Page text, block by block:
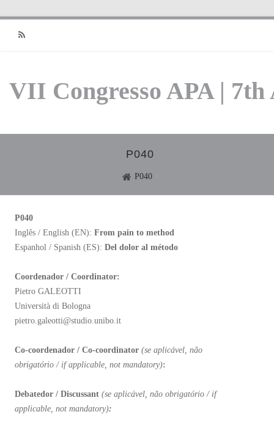
VII Congresso APA | 7th
P040
P040
P040
Inglês / English (EN): From pain to method
Espanhol / Spanish (ES): Del dolor al método
Coordenador / Coordinator:
Pietro GALEOTTI
Università di Bologna
pietro.galeotti@studio.unibo.it
Co-coordenador / Co-coordinator (se aplicável, não
obrigatório / if applicable, not mandatory):
Debatedor / Discussant (se aplicável, não obrigatório / if
applicable, not mandatory):